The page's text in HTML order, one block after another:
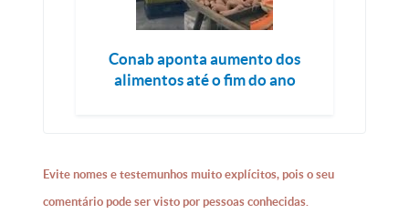
Conab aponta aumento dos
alimentos até o fim do ano
Evite nomes e testemunhos muito explícitos, pois o seu
comentário pode ser visto por pessoas conhecidas.